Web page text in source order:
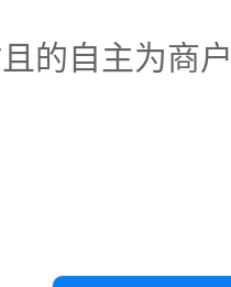
的自主为商